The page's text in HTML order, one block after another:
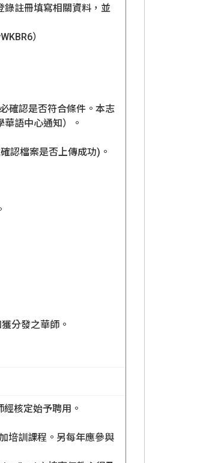
錄註冊填寫相關資料，並
）
確認是否符合條件。本志
語中心通知）。
認檔案是否上傳成功)。
分發之華師。
核定始予聘用。
培訓課程。另每年應參與